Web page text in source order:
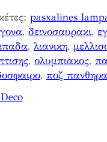
pasxalines
, δεινοσαυρακι,
, λιανικη,
, ολυμπιακος,
, ποζ